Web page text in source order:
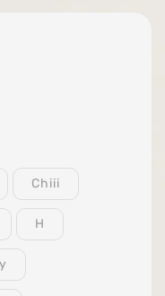
Chiii
H